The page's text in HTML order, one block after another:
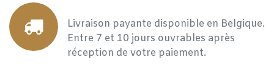
Livraison payante disponible en Belgique.
Entre 7 et 10 jours ouvrables après
réception de votre paiement.